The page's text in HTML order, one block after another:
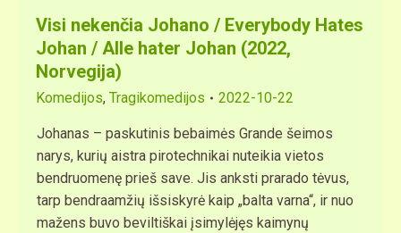
Visi nekenčia Johano / Everybody Hates
Johan / Alle hater Johan (2022,
Norvegija)
Komedijos, Tragikomedijos 2022-10-22
Johanas – paskutinis bebaimės Grande šeimos
narys, kurių aistra pirotechnikai nuteikia vietos
bendruomenę prieš save. Jis anksti prarado tėvus,
tarp bendraamžių išsiskyrė kaip „balta varna“, ir nuo
mažens buvo beviltiškai įsimylėjęs kaimynų